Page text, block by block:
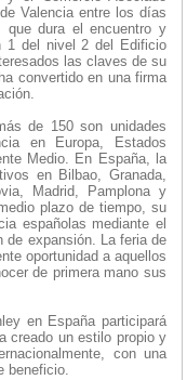
Valencia entre los días
dura el encuentro y
1 del nivel 2 del Edificio
las claves de su
convertido en una firma
de 150 son unidades
en Europa, Estados
Medio. En España, la
en Bilbao, Granada,
Madrid, Pamplona y
plazo de tiempo, su
españolas mediante el
de expansión. La feria de
oportunidad a aquellos
de primera mano sus
en España participará
creado un estilo propio y
con una
beneficio.